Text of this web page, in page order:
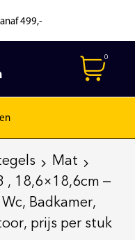
499,-
0
Mat
, 18,6×18,6cm –
Badkamer,
prijs per stuk